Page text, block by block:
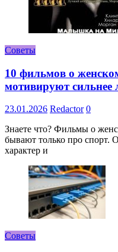
Советы
10 фильмов о
мотивируют сильнее
23.01.2026 Redactor 0
Знаете что? Фильмы о
бывают только про спорт.
характер и
Советы